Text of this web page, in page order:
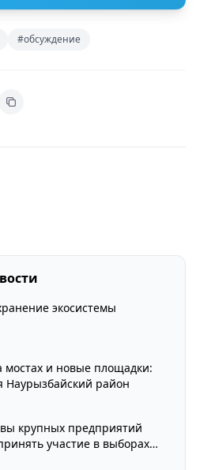
#обсуждение
экосистемы
мостах и новые площадки:
Наурызбайский район
крупных предприятий
участие в выборах